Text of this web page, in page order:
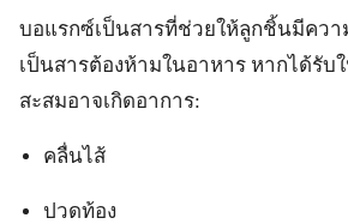
บอแรกซ์เป็นสารที่ช่วยให้ลูกชิ้นมีควา
เป็นสารต้องห้ามในอาหาร หากได้รั
สะสมอาจเกิดอาการ:
คลื่นไส้
ปวดท้อง